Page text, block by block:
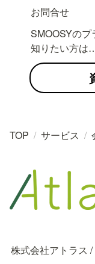
お問合せ
SMOOSYのプ
知りたい方は
TOP / サービス /
株式会社アトラス